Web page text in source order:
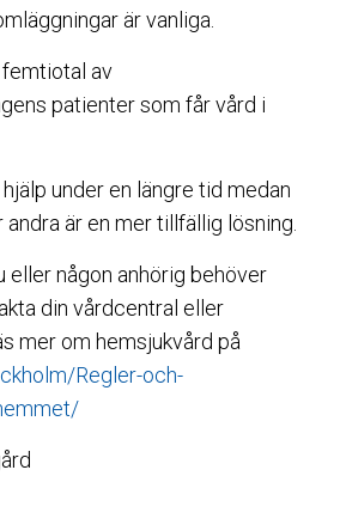
är vanliga.
av
patienter som får vård i
under en längre tid medan
är en mer tillfällig lösning.
eller någon anhörig behöver
din vårdcentral eller
mer om hemsjukvård på
Regler-och-